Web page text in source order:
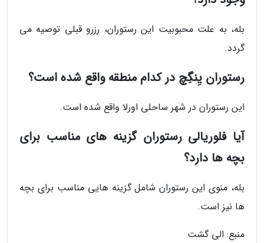
بله، به علت محبوبیت این رستوران، رزرو قبلی توصیه می
گردد.
رستوران یِنگِچ در کدام منطقه واقع شده است؟
این رستوران در شهر ساحلی اورلا واقع شده است.
آیا فلوریالی رستوران گزینه های مناسب برای
بچه ها دارد؟
بله، منوی این رستوران شامل گزینه هایی مناسب برای بچه
ها نیز است.
منبع: الی گشت